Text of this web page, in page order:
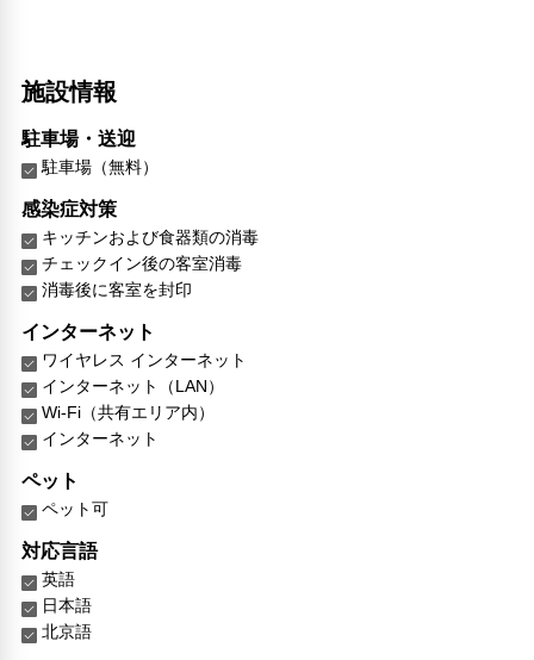
施設情報
駐車場・送迎
駐車場（無料）
感染症対策
キッチンおよび食器類の消毒
チェックイン後の客室消毒
消毒後に客室を封印
インターネット
ワイヤレス インターネット
インターネット（LAN）
Wi-Fi（共有エリア内）
インターネット
ペット
ペット可
対応言語
英語
日本語
北京語